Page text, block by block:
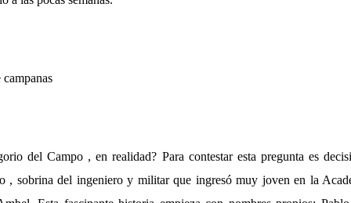
del Campo , en realidad? Para contestar esta pregunta es
, sobrina del ingeniero y militar que ingresó muy joven en la